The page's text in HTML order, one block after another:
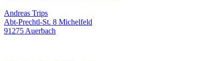
Andreas Trips
Abt-Prechtl-St. 8 Michelfeld
91275 Auerbach